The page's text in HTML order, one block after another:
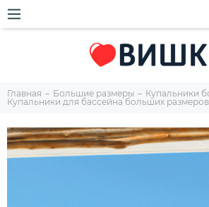
Главная Большие размеры
Купальники
Купальники для бассейна больших размеров